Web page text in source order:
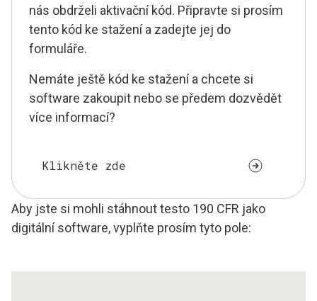
nás obdrželi aktivační kód. Připravte si prosím
tento kód ke stažení a zadejte jej do
formuláře.
Nemáte ještě kód ke stažení a chcete si
software zakoupit nebo se předem dozvědět
více informací?
Klikněte zde
Aby jste si mohli stáhnout testo 190 CFR jako
digitální software, vyplňte prosím tyto pole: